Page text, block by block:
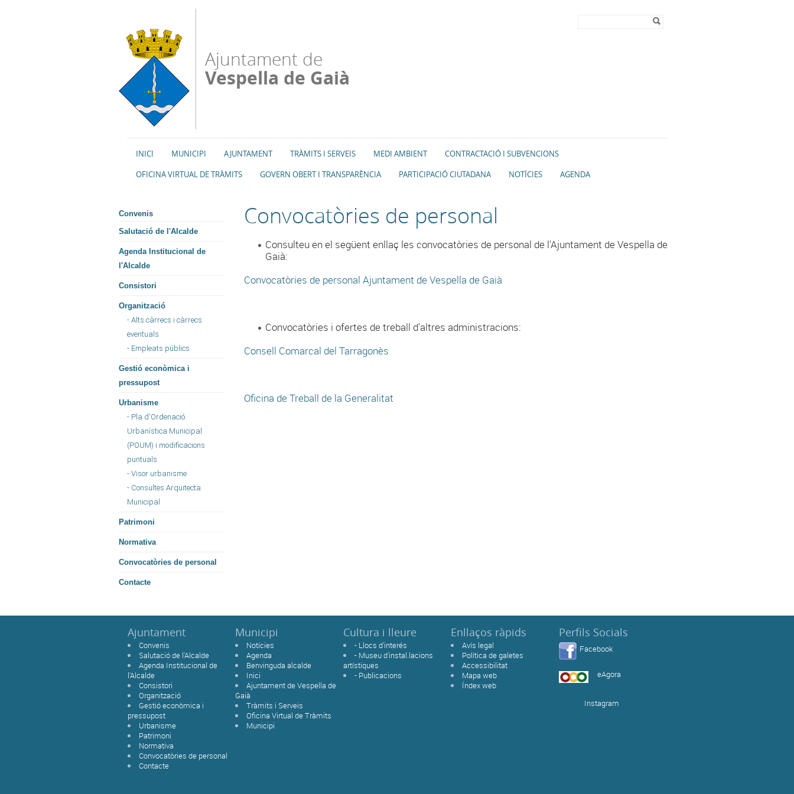
Ajuntament de
Vespella de Gaià
Formulari de
INICI MUNICIPI AJUNTAMENT TRÀMITS I SERVEIS MEDI AMBIENT
CONTRACTACIÓ I SUBVENCIONS
OFICINA VIRTUAL DE TRÀMITS
GOVERN OBERT I TRANSPARÈNCIA PARTICIPACIÓ CIUTADANA NOTÍCIES AGENDA
Convenis
Salutació de l'Alcalde
Agenda Institucional de
l'Alcalde
Consistori
Organització
- Alts càrrecs i càrrecs
eventuals
- Empleats públics
Gestió econòmica i
pressupost
Urbanisme
- Pla d'Ordenació
Urbanística Municipal
(POUM) i modificacions
puntuals
- Visor urbanisme
- Consultes Arquitecta
Municipal
Patrimoni
Normativa
Convocatòries de personal
Contacte
Convocatòries de personal
Consulteu en el següent enllaç les convocatòries de personal de l'Ajuntament de Vespella de
Gaià:
Convocatòries de personal Ajuntament de Vespella de Gaià
Convocatòries i ofertes de treball d'altres administracions:
Consell Comarcal del Tarragonès
Oficina de Treball de la Generalitat
Ajuntament
Convenis
Salutació de l'Alcalde
Agenda Institucional de
l'Alcalde
Consistori
Organització
Gestió econòmica i
pressupost
Urbanisme
Patrimoni
Normativa
Convocatòries de personal
Contacte
Municipi
Notícies
Agenda
Benvinguda alcalde
Inici
Ajuntament de Vespella de
Gaià
Tràmits i Serveis
Oficina Virtual de Tràmits
Municipi
Cultura i lleure
- Llocs d'interés
- Museu d'instal.lacions
artístiques
- Publicacions
Enllaços ràpids
Avís legal
Política de galetes
Accessibilitat
Mapa web
Índex web
Perfils Socials
Facebook
eAgora
Instagram